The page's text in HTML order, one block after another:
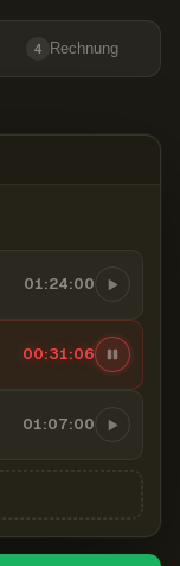
4 Rechnung
01:24:00
00:31:07
01:07:00